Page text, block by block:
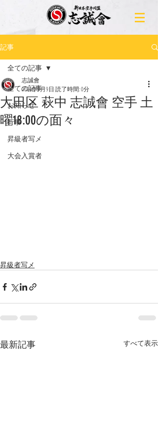
記事
全ての記事
お知らせ
行事
昇級者写メ
大会入賞者
全ての記事
大田区 萩中 志誠會 空手 土
曜18:00の面々
志誠會
2024年9月9日 読了時間: 0分
昇級者写メ
最新記事 すべて表示